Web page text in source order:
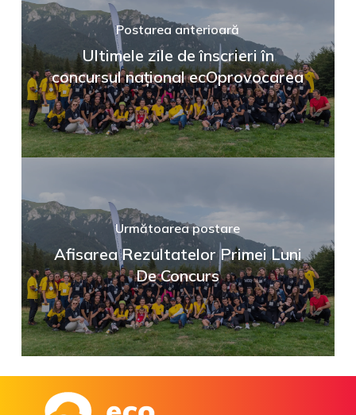
Postarea anterioară
Ultimele zile de înscrieri în
concursul național ecOprovocarea
Următoarea postare
Afisarea Rezultatelor Primei Luni
De Concurs